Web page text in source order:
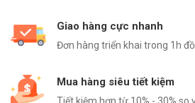
Giao hàng cực nhanh
Đơn hàng triển khai trong 1h
Mua hàng siêu tiết kiệm
Tiết kiệm hơn từ 10% - 30% so